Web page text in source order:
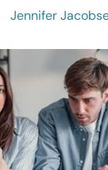
Jennifer